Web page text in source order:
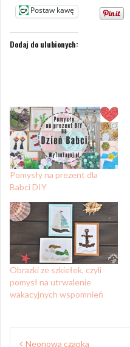
Postaw kawę
Dodaj do ulubionych:
Pomysły na prezent dla
Babci DIY
Obrazki ze szkiełek, czyli
pomysł na utrwalenie
wakacyjnych wspomnień
Nawigacja
Neonowa czapka